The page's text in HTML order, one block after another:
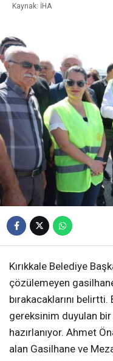
Kaynak: İHA
Kırıkkale Belediye
çözülemeyen
bırakacaklarını
gereksinim duyulan
hazırlanıyor. Ahmet
alan Gasilhane ve